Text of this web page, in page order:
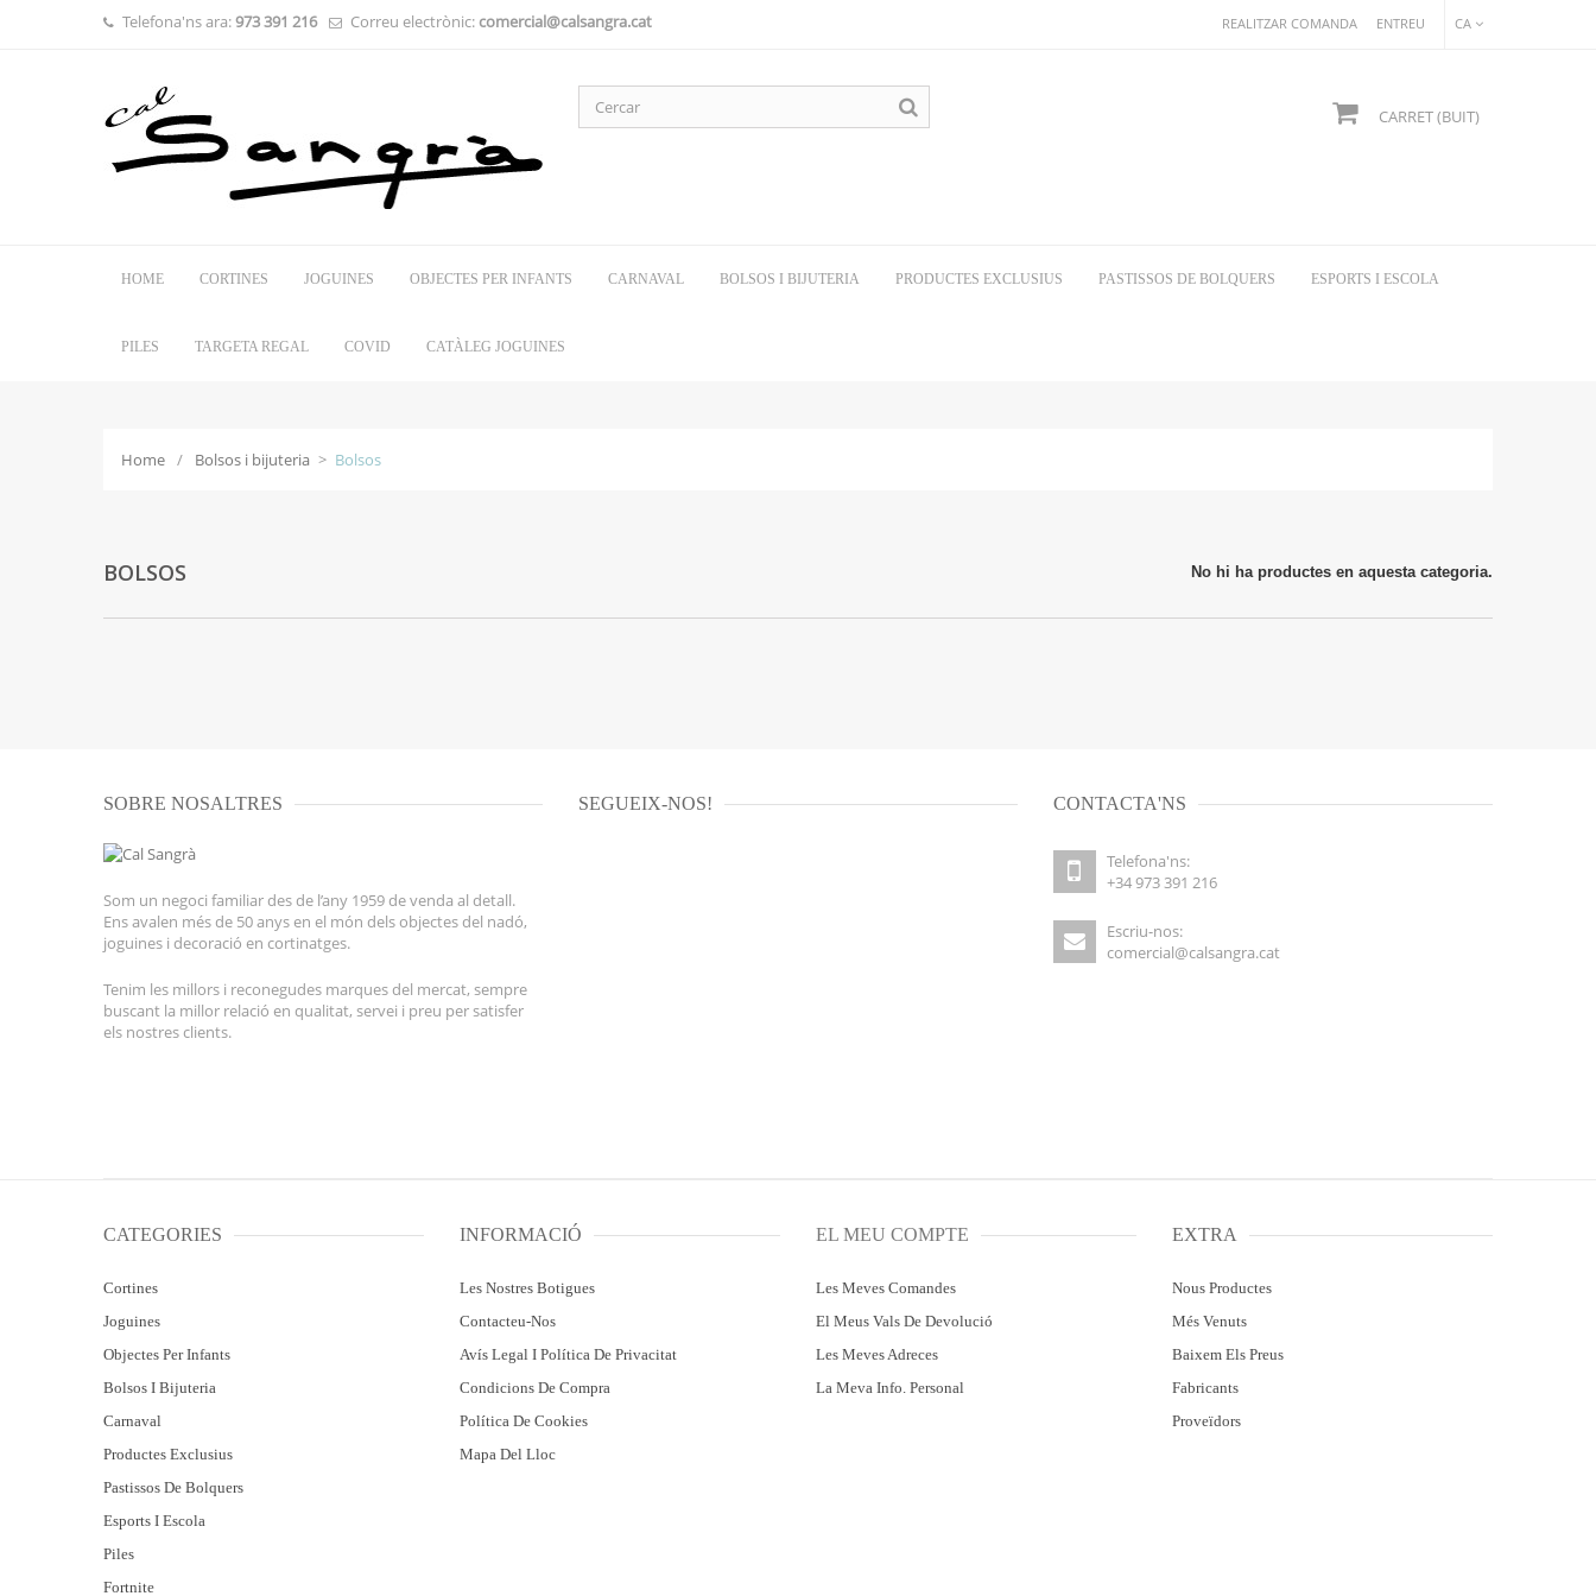
CA
REALITZAR COMANDA ENTREU
Telefona'ns ara:973 391 216 Correu electrònic: comercial@calsangra.cat
CARRET(BUIT)
HOME CORTINES JOGUINES OBJECTES PER INFANTS CARNAVAL BOLSOS I BIJUTERIA PRODUCTES EXCLUSIUS PASTISSOS DE BOLQUERS ESPORTS I ESCOLA
PILES TARGETA REGAL COVID CATÀLEG JOGUINES
Home / Bolsos i bijuteria > Bolsos
BOLSOS No hi ha productes en aquesta categoria.
SOBRE NOSALTRES
Som un negoci familiar des de l’any 1959 de venda al detall.
Ens avalen més de 50 anys en el món dels objectes del nadó,
joguines i decoració en cortinatges.
Tenim les millors i reconegudes marques del mercat, sempre
buscant la millor relació en qualitat, servei i preu per satisfer
els nostres clients.
SEGUEIX-NOS! CONTACTA'NS
Telefona'ns:
+34 973 391 216
Escriu-nos:
comercial@calsangra.cat
CATEGORIES
Cortines
Joguines
Objectes Per Infants
Bolsos I Bijuteria
Carnaval
Productes Exclusius
Pastissos De Bolquers
Esports I Escola
Piles
Fortnite
INFORMACIÓ
Les Nostres Botigues
Contacteu-Nos
Avís Legal I Política De Privacitat
Condicions De Compra
Política De Cookies
Mapa Del Lloc
EL MEU COMPTE
Les Meves Comandes
El Meus Vals De Devolució
Les Meves Adreces
La Meva Info. Personal
EXTRA
Nous Productes
Més Venuts
Baixem Els Preus
Fabricants
Proveïdors